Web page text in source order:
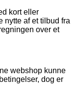
kort eller
nytte af et tilbud fra
over et
webshop kunne
dog er